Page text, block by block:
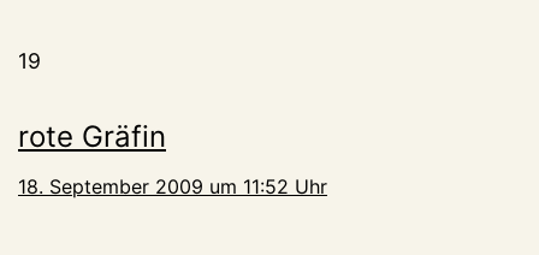
19
rote Gräfin
18. September 2009 um 11:52 Uhr